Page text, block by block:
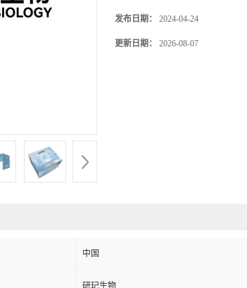
发布日期： 2024-04-24
更新日期： 2026-08-07
中国
研玘生物